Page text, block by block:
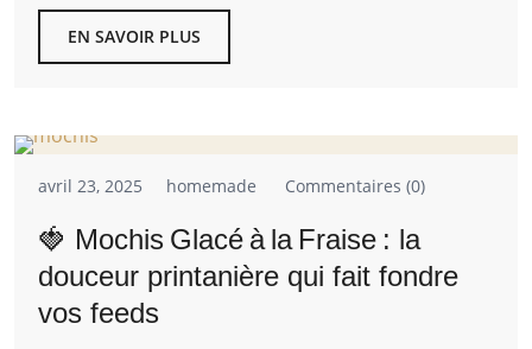
EN SAVOIR PLUS
avril 23, 2025 homemade Commentaires (0)
🍓 Mochis Glacé à la Fraise : la
douceur printanière qui fait fondre
vos feeds